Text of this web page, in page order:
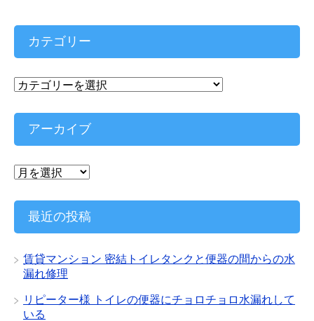
カテゴリー
カ
ゴ
ー
アーカイブ
ア
カ
ブ
最近の投稿
賃貸マンション 密結トイレタンクと便器の間からの水
漏れ修理
リピーター様 トイレの便器にチョロチョロ水漏れして
いる